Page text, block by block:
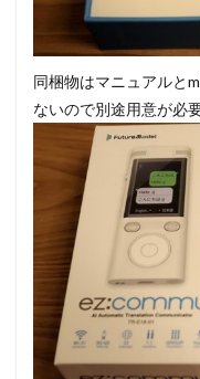
同梱物はマニュアルと
ないので別途用意が必要